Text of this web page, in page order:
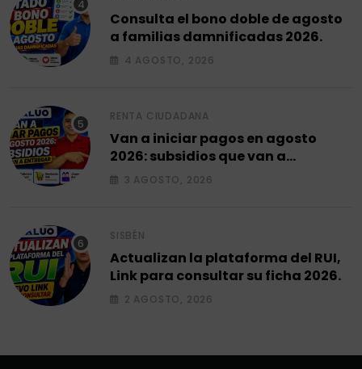
Consulta el bono doble de agosto
a familias damnificadas 2026.
4 AGOSTO, 2026
RENTA CIUDADANA
Van a iniciar pagos en agosto
2026: subsidios que van a
entregar.
3 AGOSTO, 2026
SISBÉN
Actualizan la plataforma del RUI,
Link para consultar su ficha 2026.
2 AGOSTO, 2026